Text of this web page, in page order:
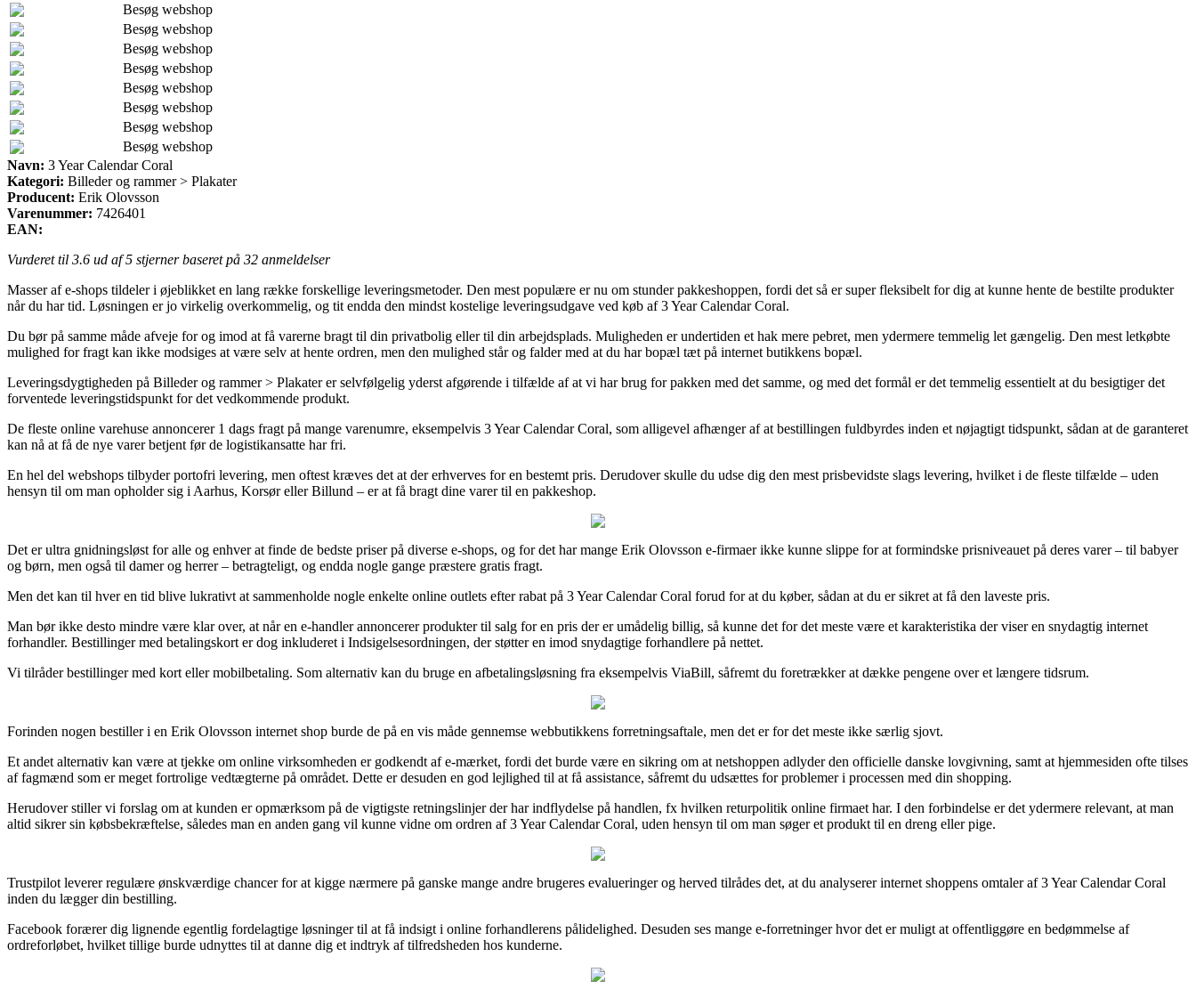
Besøg webshop
Besøg webshop
Besøg webshop
Besøg webshop
Besøg webshop
Besøg webshop
Besøg webshop
Besøg webshop
Navn: 3 Year Calendar Coral
Kategori: Billeder og rammer > Plakater
Producent: Erik Olovsson
Varenummer: 7426401
EAN:
Vurderet til 3.6 ud af 5 stjerner baseret på 32 anmeldelser
Masser af e-shops tildeler i øjeblikket en lang række forskellige leveringsmetoder. Den mest populære er nu om stunder pakkeshoppen, fordi det så er super fleksibelt for dig at kunne hente de bestilte produkter
når du har tid. Løsningen er jo virkelig overkommelig, og tit endda den mindst kostelige leveringsudgave ved køb af 3 Year Calendar Coral.
Du bør på samme måde afveje for og imod at få varerne bragt til din privatbolig eller til din arbejdsplads. Muligheden er undertiden et hak mere pebret, men ydermere temmelig let gængelig. Den mest letkøbte
mulighed for fragt kan ikke modsiges at være selv at hente ordren, men den mulighed står og falder med at du har bopæl tæt på internet butikkens bopæl.
Leveringsdygtigheden på Billeder og rammer > Plakater er selvfølgelig yderst afgørende i tilfælde af at vi har brug for pakken med det samme, og med det formål er det temmelig essentielt at du besigtiger det
forventede leveringstidspunkt for det vedkommende produkt.
De fleste online varehuse annoncerer 1 dags fragt på mange varenumre, eksempelvis 3 Year Calendar Coral, som alligevel afhænger af at bestillingen fuldbyrdes inden et nøjagtigt tidspunkt, sådan at de garanteret
kan nå at få de nye varer betjent før de logistikansatte har fri.
En hel del webshops tilbyder portofri levering, men oftest kræves det at der erhverves for en bestemt pris. Derudover skulle du udse dig den mest prisbevidste slags levering, hvilket i de fleste tilfælde – uden
hensyn til om man opholder sig i Aarhus, Korsør eller Billund – er at få bragt dine varer til en pakkeshop.
Det er ultra gnidningsløst for alle og enhver at finde de bedste priser på diverse e-shops, og for det har mange Erik Olovsson e-firmaer ikke kunne slippe for at formindske prisniveauet på deres varer – til babyer
og børn, men også til damer og herrer – betragteligt, og endda nogle gange præstere gratis fragt.
Men det kan til hver en tid blive lukrativt at sammenholde nogle enkelte online outlets efter rabat på 3 Year Calendar Coral forud for at du køber, sådan at du er sikret at få den laveste pris.
Man bør ikke desto mindre være klar over, at når en e-handler annoncerer produkter til salg for en pris der er umådelig billig, så kunne det for det meste være et karakteristika der viser en snydagtig internet
forhandler. Bestillinger med betalingskort er dog inkluderet i Indsigelsesordningen, der støtter en imod snydagtige forhandlere på nettet.
Vi tilråder bestillinger med kort eller mobilbetaling. Som alternativ kan du bruge en afbetalingsløsning fra eksempelvis ViaBill, såfremt du foretrækker at dække pengene over et længere tidsrum.
Forinden nogen bestiller i en Erik Olovsson internet shop burde de på en vis måde gennemse webbutikkens forretningsaftale, men det er for det meste ikke særlig sjovt.
Et andet alternativ kan være at tjekke om online virksomheden er godkendt af e-mærket, fordi det burde være en sikring om at netshoppen adlyder den officielle danske lovgivning, samt at hjemmesiden ofte tilses
af fagmænd som er meget fortrolige vedtægterne på området. Dette er desuden en god lejlighed til at få assistance, såfremt du udsættes for problemer i processen med din shopping.
Herudover stiller vi forslag om at kunden er opmærksom på de vigtigste retningslinjer der har indflydelse på handlen, fx hvilken returpolitik online firmaet har. I den forbindelse er det ydermere relevant, at man
altid sikrer sin købsbekræftelse, således man en anden gang vil kunne vidne om ordren af 3 Year Calendar Coral, uden hensyn til om man søger et produkt til en dreng eller pige.
Trustpilot leverer regulære ønskværdige chancer for at kigge nærmere på ganske mange andre brugeres evalueringer og herved tilrådes det, at du analyserer internet shoppens omtaler af 3 Year Calendar Coral
inden du lægger din bestilling.
Facebook forærer dig lignende egentlig fordelagtige løsninger til at få indsigt i online forhandlerens pålidelighed. Desuden ses mange e-forretninger hvor det er muligt at offentliggøre en bedømmelse af
ordreforløbet, hvilket tillige burde udnyttes til at danne dig et indtryk af tilfredsheden hos kunderne.